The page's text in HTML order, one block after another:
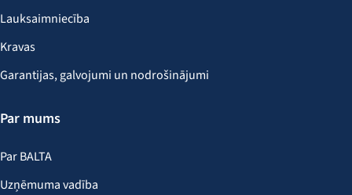
Lauksaimniecība
Kravas
Garantijas, galvojumi un nodrošinājumi
Par mums
Par BALTA
Uzņēmuma vadība